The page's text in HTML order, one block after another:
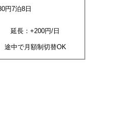
円7泊8日
延長：+200円/日
途中で月額制切替OK